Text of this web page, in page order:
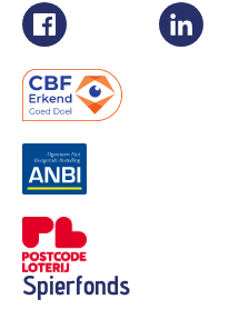
Spierfonds